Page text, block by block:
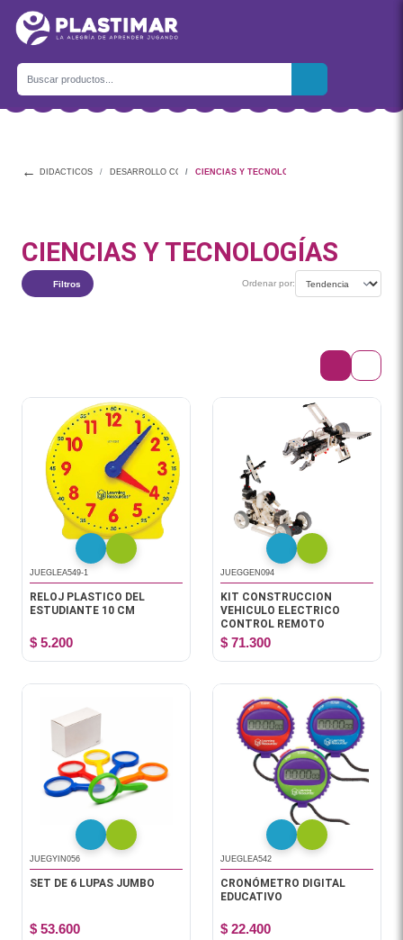
← DIDÁCTICOS DESARROLLO COGNITIVOCIENCIAS Y TECNOLOGÍAS
CIENCIAS Y TECNOLOGÍAS
Filtros Ordenar por:
JUEGLEA549-1
RELOJ PLASTICO DEL
ESTUDIANTE 10 CM
$ 5.200
JUEGGEN094
KIT CONSTRUCCION
VEHICULO ELECTRICO
CONTROL REMOTO
$ 71.300
JUEGYIN056
SET DE 6 LUPAS JUMBO
$ 53.600
JUEGLEA542
CRONÓMETRO DIGITAL
EDUCATIVO
$ 22.400